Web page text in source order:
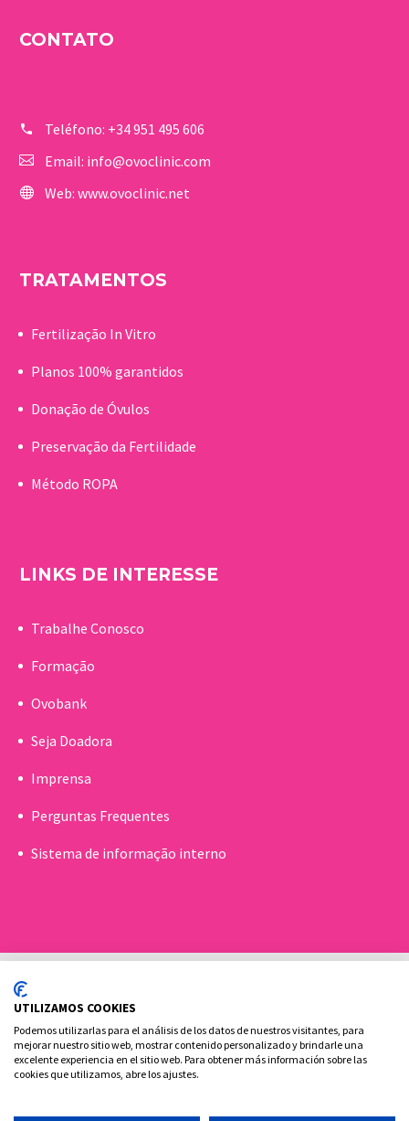
CONTATO
Teléfono: +34 951 495 606
Email: info@ovoclinic.com
Web: www.ovoclinic.net
TRATAMENTOS
Fertilização In Vitro
Planos 100% garantidos
Donação de Óvulos
Preservação da Fertilidade
Método ROPA
LINKS DE INTERESSE
Trabalhe Conosco
Formação
Ovobank
Seja Doadora
Imprensa
Perguntas Frequentes
Sistema de informação interno
Política de cookies
Aviso Legal e Privacidade
UTILIZAMOS COOKIES
Podemos utilizarlas para el análisis de los datos de nuestros visitantes, para
mejorar nuestro sitio web, mostrar contenido personalizado y brindarle una
excelente experiencia en el sitio web. Para obtener más información sobre las
cookies que utilizamos, abre los ajustes.